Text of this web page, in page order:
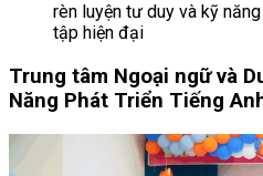
rèn luyện tư duy và kỹ
tập hiện đại
Trung tâm Ngoại ngữ và
Năng Phát Triển Tiếng